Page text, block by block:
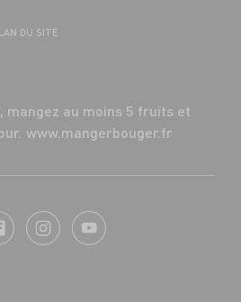
DU SITE
mangez au moins 5 fruits et
www.mangerbouger.fr